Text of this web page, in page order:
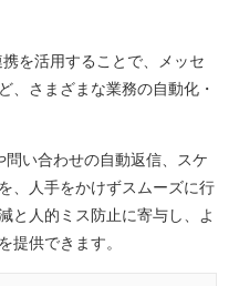
を活用することで、メッセ
、さまざまな業務の自動化・
い合わせの自動返信、スケ
、人手をかけずスムーズに行
と人的ミス防止に寄与し、よ
提供できます。